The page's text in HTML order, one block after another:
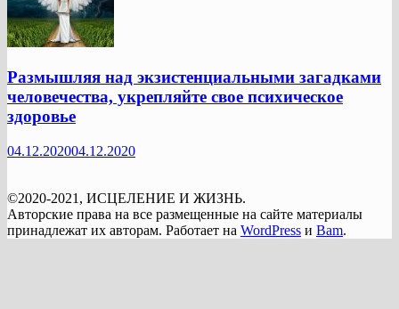
Размышляя над экзистенциальными загадками
человечества, укрепляйте свое психическое
здоровье
04.12.202004.12.2020
©2020-2021, ИСЦЕЛЕНИЕ И ЖИЗНЬ.
Авторские права на все размещенные на сайте материалы
принадлежат их авторам. Работает на WordPress и Bam.